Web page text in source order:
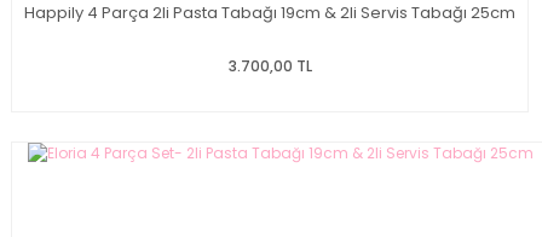
Happily 4 Parça 2li Pasta Tabağı 19cm & 2li Servis Tabağı 25cm
3.700,00 TL